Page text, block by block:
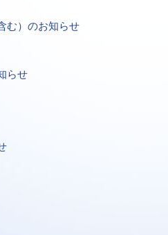
む）のお知らせ
らせ